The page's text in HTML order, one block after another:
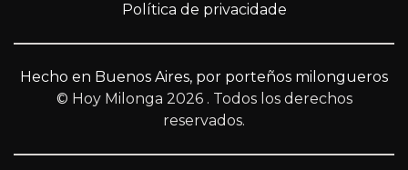
Política de privacidade
Hecho en Buenos Aires, por porteños milongueros
© Hoy Milonga 2026 . Todos los derechos
reservados.